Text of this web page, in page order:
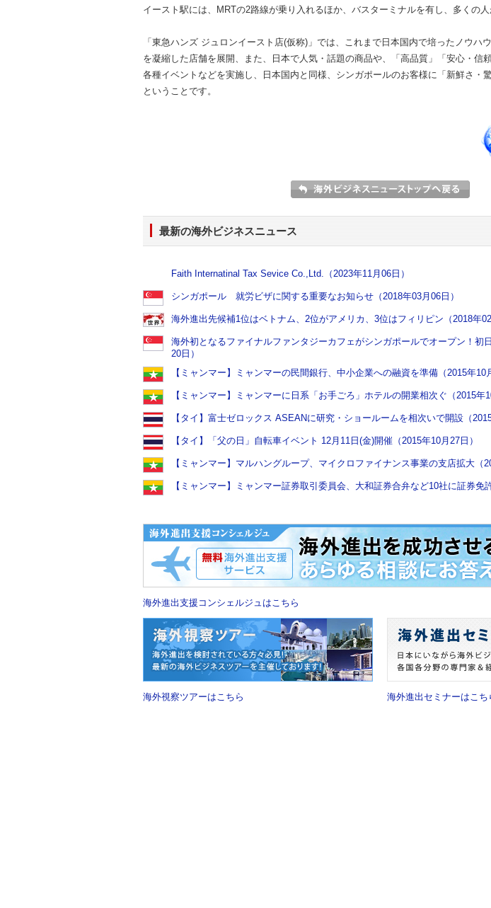
イースト駅には、MRTの2路線が乗り入れるほか、バスターミナルを有し、多くの人
「東急ハンズ ジュロンイースト店(仮称)」では、これまで日本国内で培ったノウハ
を凝縮した店舗を展開、また、日本で人気・話題の商品や、「高品質」「安心・信
各種イベントなどを実施し、日本国内と同様、シンガポールのお客様に「新鮮さ・
ということです。
最新の海外ビジネスニュース
Faith Internatinal Tax Sevice Co.,Ltd.（2023年11月06日）
シンガポール 就労ビザに関する重要なお知らせ（2018年03月06日）
海外進出先候補1位はベトナム、2位がアメリカ、3位はフィリピン（2018年02
海外初となるファイナルファンタジーカフェがシンガポールでオープン！初
20日）
【ミャンマー】ミャンマーの民間銀行、中小企業への融資を準備（2015年10
【ミャンマー】ミャンマーに日系「お手ごろ」ホテルの開業相次ぐ（2015年
【タイ】富士ゼロックス ASEANに研究・ショールームを相次いで開設（2015
【タイ】「父の日」自転車イベント 12月11日(金)開催（2015年10月27日）
【ミャンマー】マルハングループ、マイクロファイナンス事業の支店拡大（
【ミャンマー】ミャンマー証券取引委員会、大和証券合弁など10社に証券免
海外進出支援コンシェルジュはこちら
海外視察ツアーはこちら 海外進出セミナーはこち